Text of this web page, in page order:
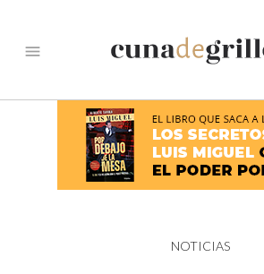
menu
NOTICIAS